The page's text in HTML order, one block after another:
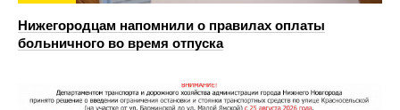
Нижегородцам напомнили о правилах оплаты
больничного во время отпуска